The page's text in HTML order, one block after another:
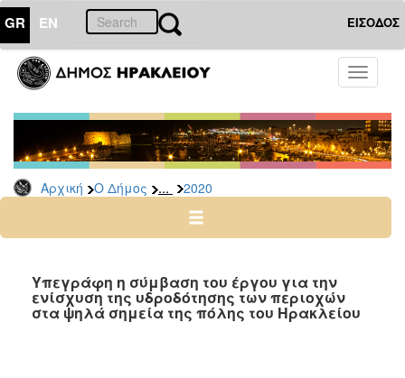
GR EN ΕΙΣΟΔΟΣ
Toggle
Αρχική Ο Δήμος ... 2020
ΔΗΜΟΣ
Δελτία
Τύπου
Αρχείο
2026
2024
2022
2021
Υπεγράφη η σύμβαση του έργου για την
ενίσχυση της υδροδότησης των περιοχών
στα ψηλά σημεία της πόλης του Ηρακλείου